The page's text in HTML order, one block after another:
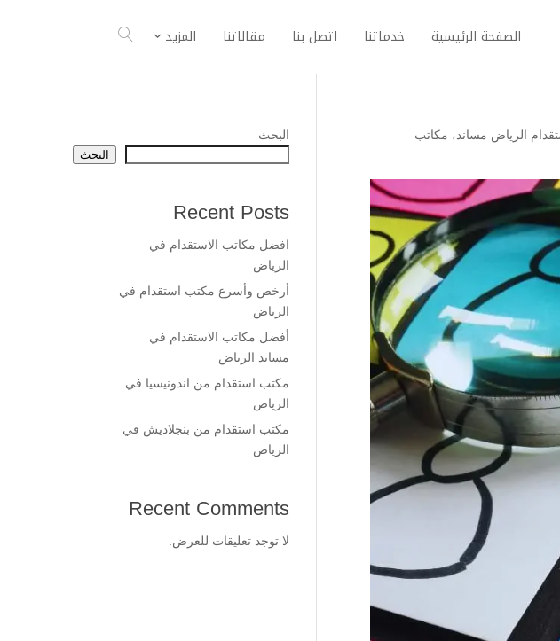
الصفحة الرئيسية خدماتنا اتصل بنا مقالاتنا المزيد
الرياض مساند، مكاتب
البحث
البحث
Recent Posts
افضل مكاتب الاستقدام في
الرياض
أرخص وأسرع مكتب استقدام في
الرياض
أفضل مكاتب الاستقدام في
مساند الرياض
مكتب استقدام من اندونيسيا في
الرياض
مكتب استقدام من بنجلاديش في
الرياض
Recent Comments
لا توجد تعليقات للعرض.